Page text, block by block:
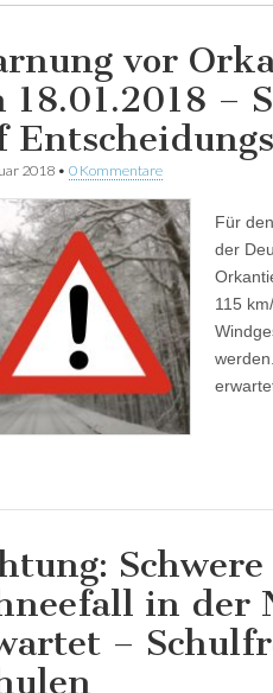
vor
18.01.2018 –
2018 • 0 Kommentare
Für
der
115
in der
–